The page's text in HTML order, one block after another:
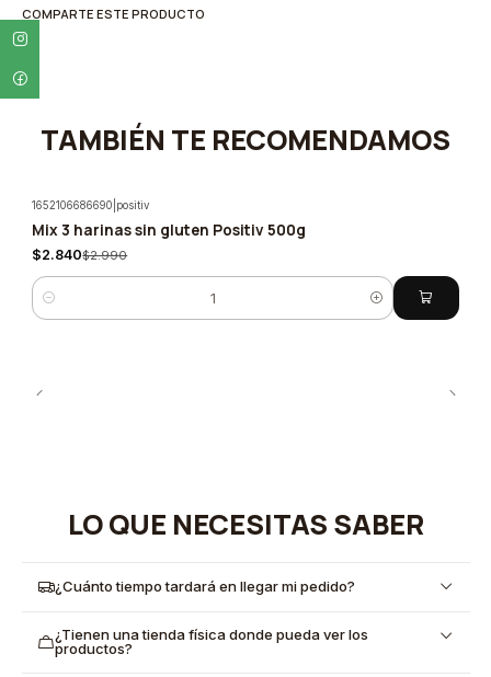
COMPARTE ESTE PRODUCTO
TAMBIÉN TE RECOMENDAMOS
-5%
1652106686690 positiv
Mix 3 harinas sin gluten Positiv 500g
$2.840$2.990
Cantidad
LO QUE NECESITAS SABER
¿Cuánto tiempo tardará en llegar mi pedido?
¿Tienen una tienda física donde pueda ver los
productos?